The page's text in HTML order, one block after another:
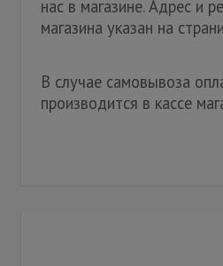
нас в магазине. Адрес и
магазина указан на
В случае самовывоза
производится в кассе